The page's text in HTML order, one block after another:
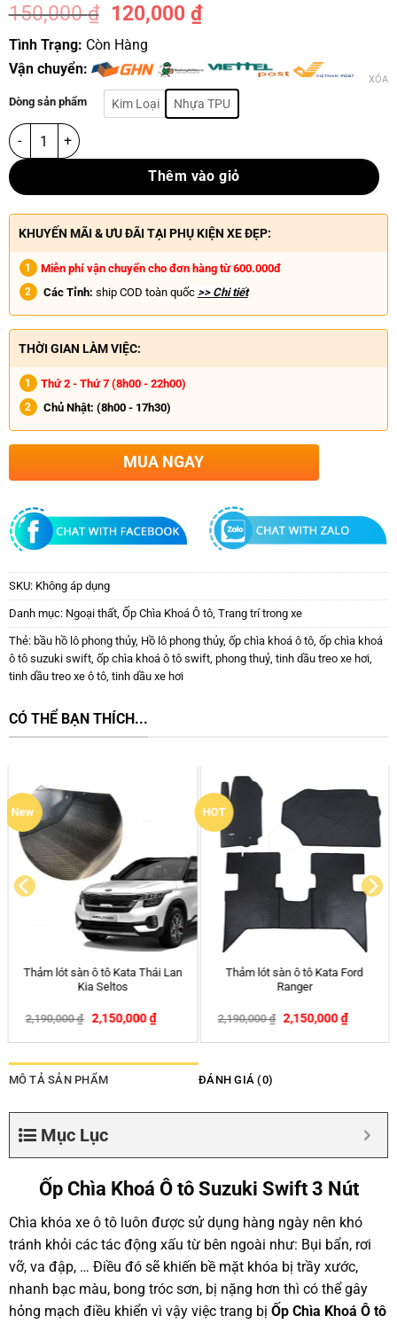
150,000₫ 120,000 ₫
Tình Trạng: Còn Hàng
Vận chuyển:
Dòng sản phẩm Kim Loại Nhựa TPU
XÓA
Thêm vào giỏ
KHUYẾN MÃI & ƯU ĐÃI TẠI PHỤ KIỆN XE ĐẸP:
Miễn phí vận chuyển cho đơn hàng từ 600.000đ
Các Tỉnh: ship COD toàn quốc >> Chi tiết
THỜI GIAN LÀM VIỆC:
Thứ 2 - Thứ 7 (8h00 - 22h00)
Chủ Nhật: (8h00 - 17h30)
MUA NGAY
SKU: Không áp dụng
Danh mục: Ngoại thất, Ốp Chìa Khoá Ô tô, Trang trí trong xe
Thẻ: bầu hồ lô phong thủy, Hồ lô phong thủy, ốp chìa khoá ô tô, ốp chìa khoá
ô tô suzuki swift, ốp chìa khoá ô tô swift, phong thuỷ, tinh dầu treo xe hơi,
tinh dầu treo xe ô tô, tinh dầu xe hơi
CÓ THỂ BẠN THÍCH...
lót sàn ô tô Kata Ford
₫ 2,150,000₫ -2%
Lót ghế ô tô hạt gỗ Bách Xanh
đan viền cao cấp
₫ 1,500,000₫ -6%
Rèm
MÔ TẢ SẢN PHẨM ĐÁNH GIÁ (0)
Mục Lục
Ốp Chìa Khoá Ô tô Suzuki Swift 3 Nút
Chìa khóa xe ô tô luôn được sử dụng hàng ngày nên khó
tránh khỏi các tác động xấu từ bên ngoài như: Bụi bẩn, rơi
vỡ, va đập, … Điều đó sẽ khiến bề mặt khóa bị trầy xước,
nhanh bạc màu, bong tróc sơn, bị nặng hơn thì có thể gây
hỏng mạch điều khiển vì vậy việc trang bị Ốp Chìa Khoá Ô tô